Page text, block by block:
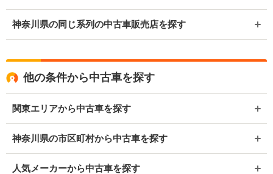
神奈川県の同じ系列の中古車販売店を探す
他の条件から中古車を探す
関東エリアから中古車を探す
神奈川県の市区町村から中古車を探す
人気メーカーから中古車を探す